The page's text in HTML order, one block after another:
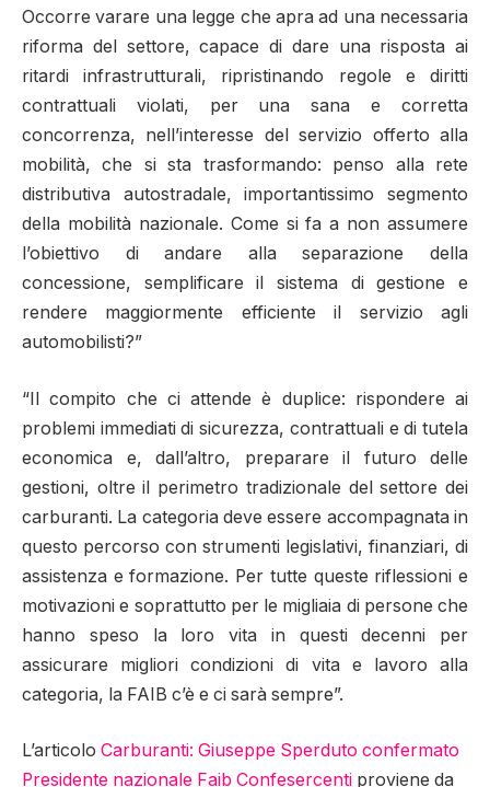
Occorre varare una legge che apra ad una necessaria
riforma del settore, capace di dare una risposta ai
ritardi infrastrutturali, ripristinando regole e diritti
contrattuali violati, per una sana e corretta
concorrenza, nell’interesse del servizio offerto alla
mobilità, che si sta trasformando: penso alla rete
distributiva autostradale, importantissimo segmento
della mobilità nazionale. Come si fa a non assumere
l’obiettivo di andare alla separazione della
concessione, semplificare il sistema di gestione e
rendere maggiormente efficiente il servizio agli
automobilisti?”
“Il compito che ci attende è duplice: rispondere ai
problemi immediati di sicurezza, contrattuali e di tutela
economica e, dall’altro, preparare il futuro delle
gestioni, oltre il perimetro tradizionale del settore dei
carburanti. La categoria deve essere accompagnata in
questo percorso con strumenti legislativi, finanziari, di
assistenza e formazione. Per tutte queste riflessioni e
motivazioni e soprattutto per le migliaia di persone che
hanno speso la loro vita in questi decenni per
assicurare migliori condizioni di vita e lavoro alla
categoria, la FAIB c’è e ci sarà sempre”.
L’articolo Carburanti: Giuseppe Sperduto confermato
Presidente nazionale Faib Confesercenti proviene da